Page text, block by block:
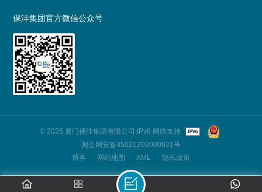
保沣集团官方微信公众号
© 2026 厦门保沣集团有限公司 IPv6 网络支持
闽公网安备35021202000921号
博客
网站地图 XML 隐私政策